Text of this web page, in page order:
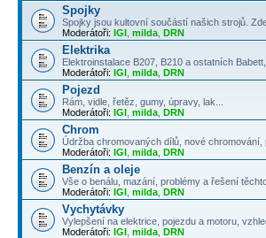
Spojky
Spojky jsou kultovní součástí našich strojů.
Moderátoři: IGI milda DRN
Elektrika
Elektroinstalace B207, B210 a ostatních
Moderátoři: IGI milda DRN
Pojezd
Rám, vidle, řetěz, gumy, úpravy, lak...
Moderátoři: IGI milda DRN
Chrom
Údržba chromovaných dílů, nové chromování,
Moderátoři: IGI milda DRN
Benzín a oleje
Vše o benálu, mazání, problémy a řešení
Moderátoři: IGI milda DRN
Vychytávky
Vylepšení na elektrice, pojezdu a motoru,
Moderátoři: IGI milda DRN